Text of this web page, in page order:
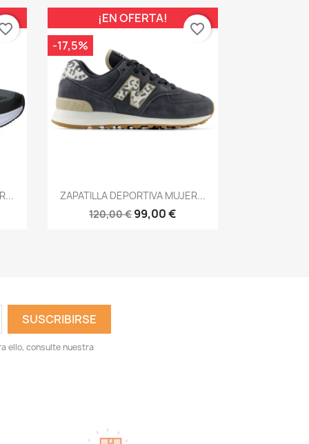
 Vista rápida
ZAPATILLA DEPORTIVA MUJER...
120,00 €99,00 €
¡EN OFERTA!
-17,5%
favorite_border
ello, consulte nuestra